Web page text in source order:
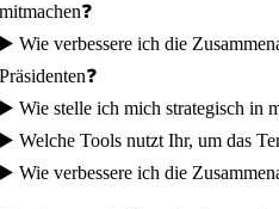
mitmachen❓
▶️ Wie verbessere ich die
Präsidenten❓
▶️ Wie stelle ich mich strategisch in
▶️ Welche Tools nutzt Ihr, um das
▶️ Wie verbessere ich die